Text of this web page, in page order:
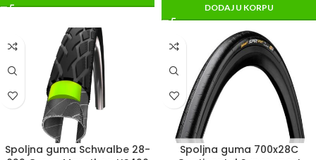
DODAJ U KORPU
Spoljna guma Schwalbe 28-
Spoljna guma 700x28C